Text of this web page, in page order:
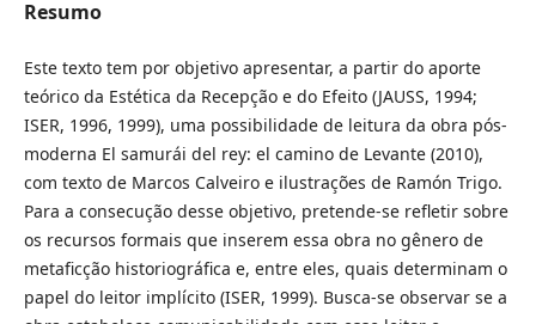
Resumo
Este texto tem por objetivo apresentar, a partir do aporte
teórico da Estética da Recepção e do Efeito (JAUSS, 1994;
ISER, 1996, 1999), uma possibilidade de leitura da obra pós-
moderna El samurái del rey: el camino de Levante (2010),
com texto de Marcos Calveiro e ilustrações de Ramón Trigo.
Para a consecução desse objetivo, pretende-se refletir sobre
os recursos formais que inserem essa obra no gênero de
metaficção historiográfica e, entre eles, quais determinam o
papel do leitor implícito (ISER, 1999). Busca-se observar se a